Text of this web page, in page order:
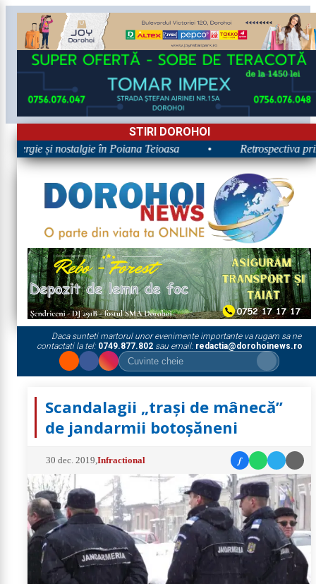
STIRI DOROHOI
și nostalgie în Poiana Teioasa Retrospectiva
Daca sunteti martorul unor evenimente importante va rugam sa ne
contactati la tel: 0749.877.802sau email: redactia@dorohoinews.ro
Scandalagii „traşi de mânecă”
de jandarmii botoșăneni
30 dec. 2019 ,Infractional f